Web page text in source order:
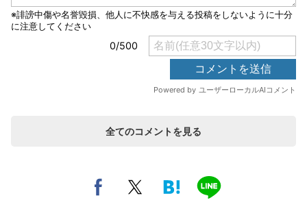
全てのコメントを見る